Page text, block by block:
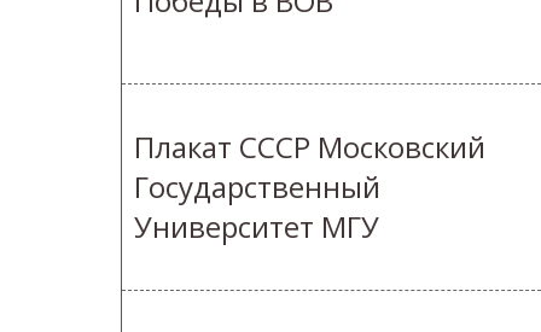
Плакат СССР Московский
Государственный
Университет МГУ